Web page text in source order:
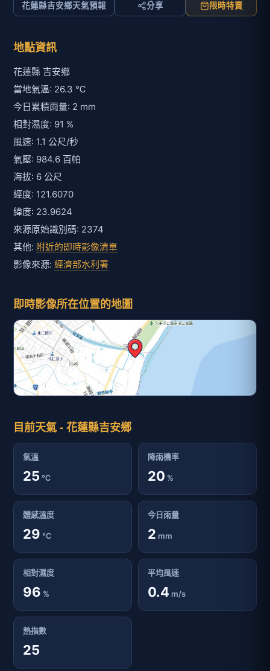
花蓮縣吉安鄉天氣預報 分享 限時特賣
地點資訊
花蓮縣 吉安鄉
當地氣溫: 26.3 ℃
今日累積雨量: 2 mm
相對濕度: 91 %
風速: 1.1 公尺/秒
氣壓: 984.6 百帕
海拔: 6 公尺
經度: 121.6070
緯度: 23.9624
來源原始識別碼: 2374
其他: 附近的即時影像清單
影像來源: 經濟部水利署
即時影像所在位置的地圖
目前天氣 - 花蓮縣吉安鄉
氣溫
25 ℃
降雨機率
20 %
體感溫度
29 ℃
今日雨量
2 mm
相對濕度
96 %
平均風速
0.4 m/s
熱指數
25